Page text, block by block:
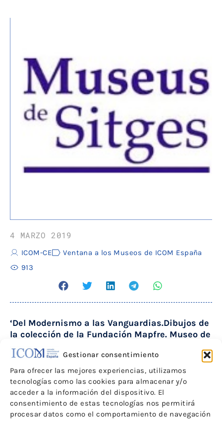
Gestionar consentimiento
Para ofrecer las mejores experiencias, utilizamos
tecnologías como las cookies para almacenar y/o
acceder a la información del dispositivo. El
consentimiento de estas tecnologías nos permitirá
procesar datos como el comportamiento de navegación
4 MARZO 2019
ICOM-CE
Ventana a los Museos de ICOM España
913
‘Del Modernismo a las Vanguardias.Dibujos de
la colección de la Fundación Mapfre. Museo de
Maricel
«Del Modernismo a las Vanguardias. Dibujos de la
colección de la Fundación Mapfre« , presenta una
cuidada selección de 47 dibujos del fondo de las
colecciones Mapfre y ofrece una visión del panorama
artístico internacional de finales del siglo XIX y de la